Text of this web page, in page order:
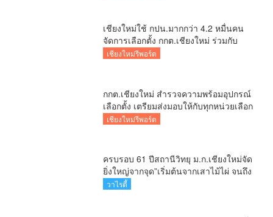
เชียงใหม่ใช้ กปน.มากกว่า 4.2 หมื่นคน
จัดการเลือกตั้ง กกต.เชียงใหม่ ร่วมกับ
นายอำเภอหางดง ตรวจความเรียบร้อย
เชียงใหม่รีพอร์ต
กกต.เชียงใหม่ สำรวจความพร้อมอุปกรณ์
เลือกตั้ง เตรียมส่งมอบให้กับทุกหน่วยเลือก
ตั้งในวันพรุ่งนี้
เชียงใหม่รีพอร์ต
ครบรอบ 61 ปีสถานีวิทยุ ม.ก.เชียงใหม่จัด
ยิ่งใหญ่จากจุด”เริ่มต้นจากเสาไม้ไผ่ จนถึง
วันที่มี KURplus ในวันนี้”
วาไรตี้